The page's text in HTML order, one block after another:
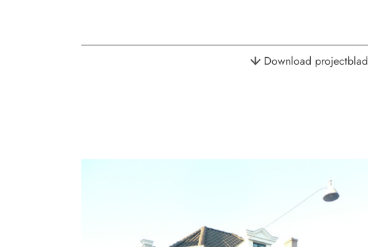
Download projectblad